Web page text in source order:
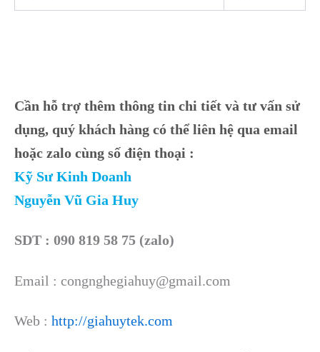
Cần hỗ trợ thêm thông tin chi tiết và tư vấn sử
dụng, quý khách hàng có thể liên hệ qua email
hoặc zalo cùng số điện thoại :
Kỹ Sư Kinh Doanh
Nguyễn Vũ Gia Huy
SDT : 090 819 58 75 (zalo)
Email : congnghegiahuy@gmail.com
Web : http://giahuytek.com